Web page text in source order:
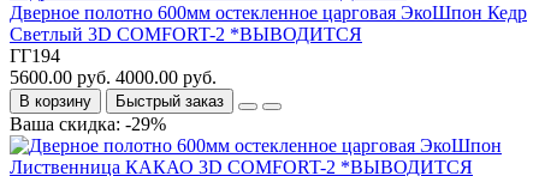
Дверное полотно 600мм остекленное царговая ЭкоШпон Кедр
Светлый 3D COMFORT-2 *ВЫВОДИТСЯ
ГГ194
5600.00 руб. 4000.00 руб.
В корзину Быстрый заказ
Ваша скидка: -29%